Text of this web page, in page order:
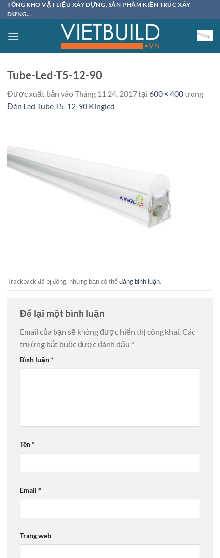
Bỏ
qua
dung
TỔNG KHO VẬT LIỆU XÂY DỰNG, SẢN PHẨM KIẾN TRÚC XÂY
DỰNG...
Tube-Led-T5-12-90
Được xuất bản vàoTháng 11 24, 2017tại 600 × 400trong
Đèn Led Tube T5-12-90 Kingled
Trackback đã bị đóng, nhưng bạn có thểđăng bình luận.
Để lại một bình luận
Email của bạn sẽ không được hiển thị công khai. Các
trường bắt buộc được đánh dấu *
Bình luận*
Tên*
Email *
Trang web